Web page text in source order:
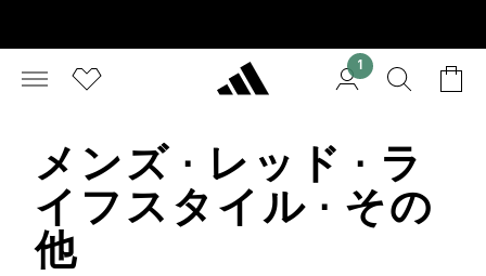
1
メンズ · レッド · ラ
イフスタイル · その
他